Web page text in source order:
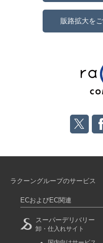
販路拡大を
ラクーングループのサービス
ECおよびEC関連
スーパーデリバリー
卸・仕入れサイト